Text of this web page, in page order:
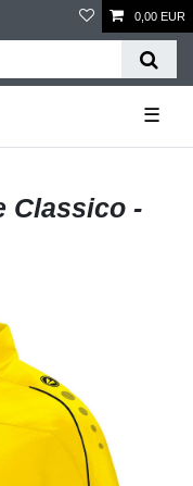
0,00 EUR
☰
Classico -